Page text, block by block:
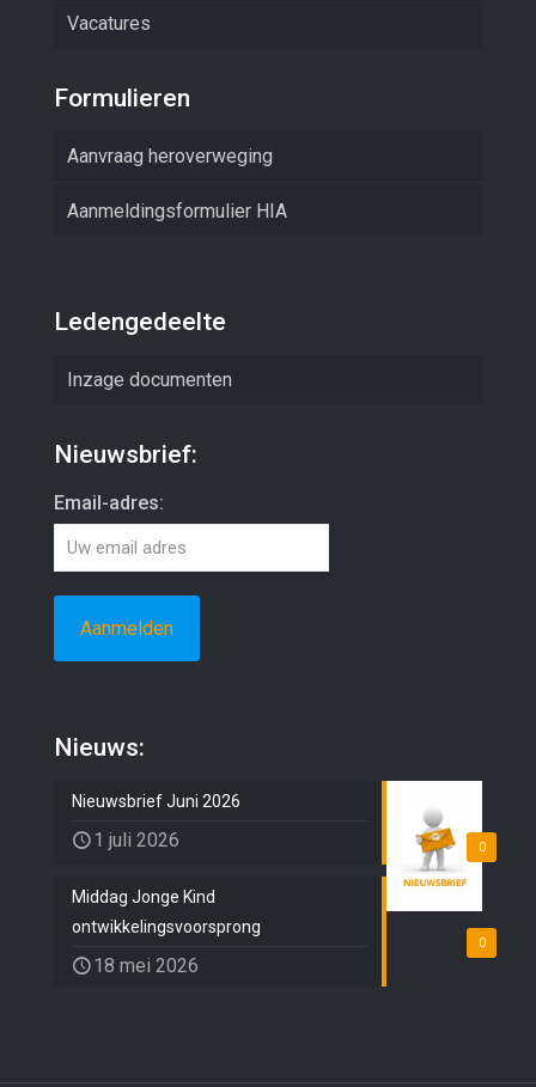
Vacatures
Formulieren
Aanvraag heroverweging
Aanmeldingsformulier HIA
Ledengedeelte
Inzage documenten
Nieuwsbrief:
Email-adres:
Nieuws:
0
Nieuwsbrief Juni 2026
1 juli 2026
0
Middag Jonge Kind
ontwikkelingsvoorsprong
18 mei 2026